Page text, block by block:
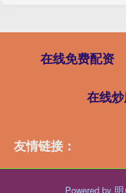
在线免费配资
在线
友情链接：
Powered by